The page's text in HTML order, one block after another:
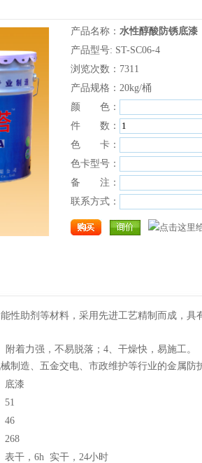
产品名称： 水性醇酸防锈底漆
产品型号: ST-SC06-4
浏览次数：7311
产品规格：20kg/桶
颜 色：
件 数：
色 卡：
色卡型号：
备 注：
联系方式：
性助剂等材料，采用先进工艺精制而成，具
附着力强，不易脱落； 4、干燥快，易施工。
制造、五金交电、市政维护等行业的金属防
底漆
51
46
268
表干， 6h 实干， 24小时